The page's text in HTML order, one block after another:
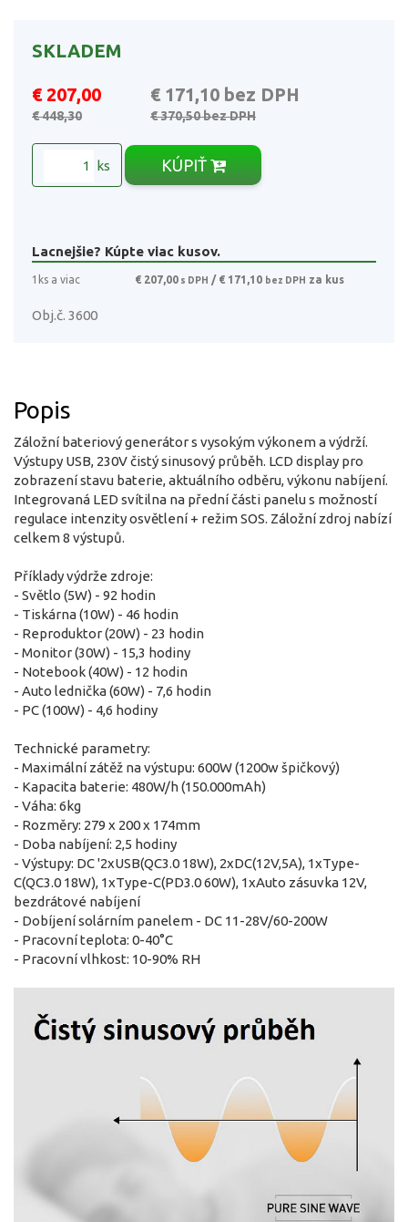
SKLADEM
€ 207,00 € 171,10 bez DPH
€ 448,30 € 370,50bez DPH
ks KÚPIŤ
Lacnejšie? Kúpte viac kusov.
1ks a viac € 207,00 s DPH / € 171,10 bez DPH za kus
Obj.č. 3600
Popis
Záložní bateriový generátor s vysokým výkonem a výdrží.
Výstupy USB, 230V čistý sinusový průběh. LCD display pro
zobrazení stavu baterie, aktuálního odběru, výkonu nabíjení.
Integrovaná LED svítilna na přední části panelu s možností
regulace intenzity osvětlení + režim SOS. Záložní zdroj nabízí
celkem 8 výstupů.
Příklady výdrže zdroje:
- Světlo (5W) - 92 hodin
- Tiskárna (10W) - 46 hodin
- Reproduktor (20W) - 23 hodin
- Monitor (30W) - 15,3 hodiny
- Notebook (40W) - 12 hodin
- Auto lednička (60W) - 7,6 hodin
- PC (100W) - 4,6 hodiny
Technické parametry:
- Maximální zátěž na výstupu: 600W (1200w špičkový)
- Kapacita baterie: 480W/h (150.000mAh)
- Váha: 6kg
- Rozměry: 279 x 200 x 174mm
- Doba nabíjení: 2,5 hodiny
- Výstupy: DC '2xUSB(QC3.0 18W), 2xDC(12V,5A), 1xType-
C(QC3.0 18W), 1xType-C(PD3.0 60W), 1xAuto zásuvka 12V,
bezdrátové nabíjení
- Dobíjení solárním panelem - DC 11-28V/60-200W
- Pracovní teplota: 0-40°C
- Pracovní vlhkost: 10-90% RH